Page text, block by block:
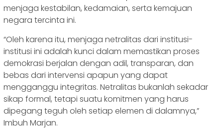
menjaga kestabilan, kedamaian, serta kemajuan
negara tercinta ini.
“Oleh karena itu, menjaga netralitas dari institusi-
institusi ini adalah kunci dalam memastikan proses
demokrasi berjalan dengan adil, transparan, dan
bebas dari intervensi apapun yang dapat
mengganggu integritas. Netralitas bukanlah sekadar
sikap formal, tetapi suatu komitmen yang harus
dipegang teguh oleh setiap elemen di dalamnya,”
Imbuh Marjan.